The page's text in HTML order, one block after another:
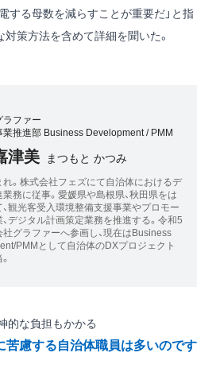
電する母数を減らすことが重要だ」と指
対策方法を含めて詳細を聞いた。
ラファー
業推進部 Business Development / PMM
津美 まつもと かつみ
れ。株式会社フェズにて自治体におけるデ
務に従事。愛媛県や島根県、秋田県をは
、観光客受入環境整備支援事業やプロモー
デジタル計画策定業務を推進する。令和5
グラファーへ参画し、現在はBusiness
PMMとして自治体のDXプロジェクト
的な負担もかかる
慮する自治体職員は多いのです